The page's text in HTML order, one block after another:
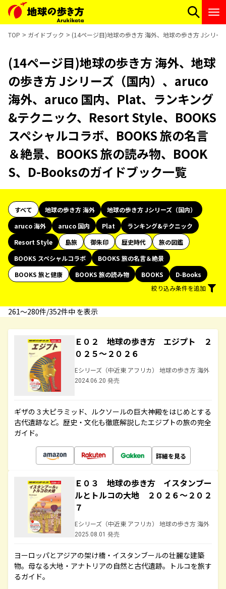
TOP ガイドブック (14ページ目)地球の歩き方 海外、地球の歩き方 Jシリ
(14ページ目)地球の歩き方 海外、地球
の歩き方 Jシリーズ（国内）、aruco
海外、aruco 国内、Plat、ランキング
&テクニック、Resort Style、BOOKS
スペシャルコラボ、BOOKS 旅の名言
＆絶景、BOOKS 旅の読み物、BOOK
S、D-Booksのガイドブック一覧
すべて 地球の歩き方 海外
地球の歩き方 Jシリーズ（国内）
aruco 海外
aruco 国内 Plat
ランキング&テクニック
Resort Style
島旅 御朱印 歴史時代
旅の図鑑
BOOKS スペシャルコラボ
BOOKS 旅の名言＆絶景
BOOKS 旅と健康
BOOKS 旅の読み物 BOOKS
D-Books
絞り込み条件を追加
261〜280件/352件中 を表示
Ｅ０２ 地球の歩き方 エジプト ２
０２５～２０２６
Eシリーズ（中近東 アフリカ） 地球の歩き方 海外
2024.06.20 発売
ギザの３大ピラミッド、ルクソールの巨大神殿をはじめとする
古代遺跡など。歴史・文化も徹底解説したエジプトの旅の完全
ガイド。
詳細を見る
Ｅ０３ 地球の歩き方 イスタンブー
ルとトルコの大地 ２０２６～２０２
７
Eシリーズ（中近東 アフリカ） 地球の歩き方 海外
2025.08.01 発売
ヨーロッパとアジアの架け橋・イスタンブールの壮麗な建築
物。母なる大地・アナトリアの自然と古代遺跡。トルコを旅す
るガイド。